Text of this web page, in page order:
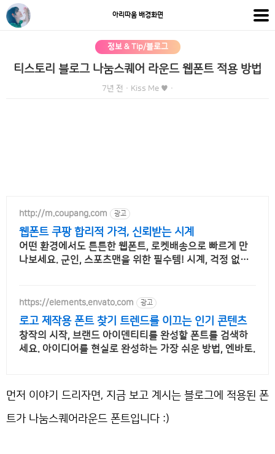
아리따움 배경화면
정보 & Tip/블로그
티스토리 블로그 나눔스퀘어 라운드 웹폰트 적용 방법
7년 전 · Kiss Me ♥ ·
http://m.coupang.com 광고
웹폰트 쿠팡 합리적 가격, 신뢰받는 시계
어떤 환경에서도 튼튼한 웹폰트, 로켓배송으로 빠르게 만
나보세요. 군인, 스포츠맨을 위한 필수템! 시계, 걱정 없이
https://elements.envato.com 광고
로고 제작용 폰트 찾기 트렌드를 이끄는 인기 콘텐츠
창작의 시작, 브랜드 아이덴티티를 완성할 폰트를 검색하
세요. 아이디어를 현실로 완성하는 가장 쉬운 방법, 엔바토.
먼저 이야기 드리자면, 지금 보고 계시는 블로그에 적용된 폰
트가 나눔스퀘어라운드 폰트입니다 :)